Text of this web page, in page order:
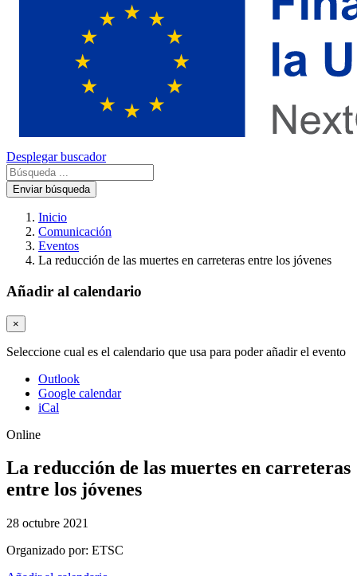
Desplegar buscador
Enviar búsqueda
Inicio
Comunicación
Eventos
La reducción de las muertes en carreteras entre los jóvenes
Añadir al calendario
×
Seleccione cual es el calendario que usa para poder añadir el evento
Outlook
Google calendar
iCal
Online
La reducción de las muertes en carreteras
entre los jóvenes
28 octubre 2021
Organizado por: ETSC